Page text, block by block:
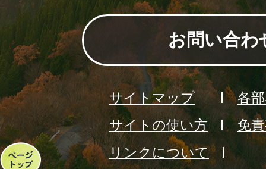
ペ
お問い合わ
サイトマップ
各
サイトの使い方
免
リンクについて